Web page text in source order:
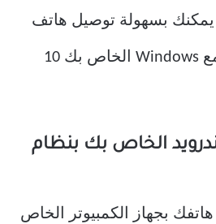
بسهولة توصيل هاتف
Android الخاص بك مع Windows الخاص بك 10
الخاص بك بنظام
بجهاز الكمبيوتر الخاص